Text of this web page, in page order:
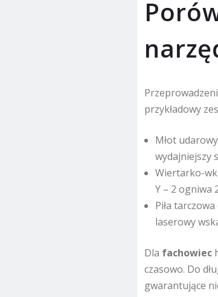
przykładowy
Młot
wydajniejszy
Wiertarko-
Y – 2 ogniwa
Piła
laserowy
Dla fachowiec
czasowo. Do
gwarantujące